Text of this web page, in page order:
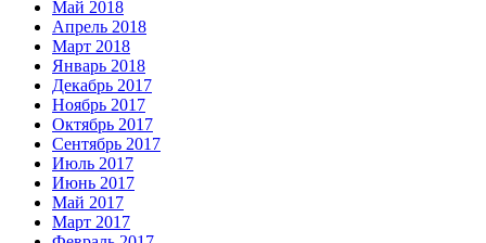
Май 2018
Апрель 2018
Март 2018
Январь 2018
Декабрь 2017
Ноябрь 2017
Октябрь 2017
Сентябрь 2017
Июль 2017
Июнь 2017
Май 2017
Март 2017